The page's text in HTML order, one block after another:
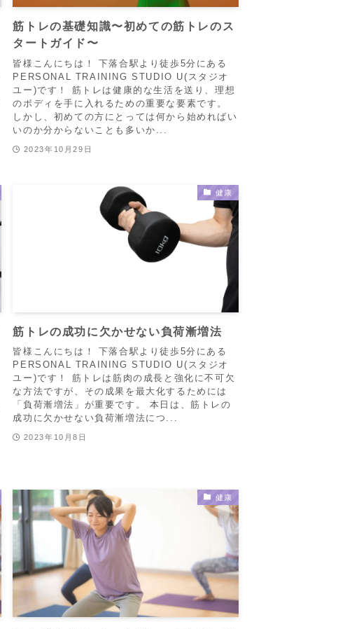
筋トレの基礎知識〜初めての筋トレのス
タートガイド〜
皆様こんにちは！ 下落合駅より徒歩5分にある
PERSONAL TRAINING STUDIO U(スタジオ
ユー)です！ 筋トレは健康的な生活を送り、理想
のボディを手に入れるための重要な要素です。
しかし、初めての方にとっては何から始めればい
いのか分からないことも多いか...
2023年10月29日
健康
筋トレの成功に欠かせない負荷漸増法
皆様こんにちは！ 下落合駅より徒歩5分にある
PERSONAL TRAINING STUDIO U(スタジオ
ユー)です！ 筋トレは筋肉の成長と強化に不可欠
な方法ですが、その成果を最大化するためには
「負荷漸増法」が重要です。 本日は、筋トレの
成功に欠かせない負荷漸増法につ...
2023年10月8日
健康